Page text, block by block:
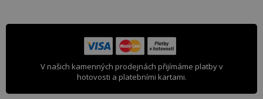
V našich kamenných prodejnách přijímáme platby v
hotovosti a platebními kartami.